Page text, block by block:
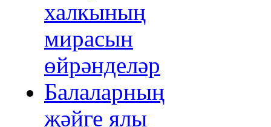
халкының
мирасын
өйрәнделәр
Балаларның
җәйге ялы